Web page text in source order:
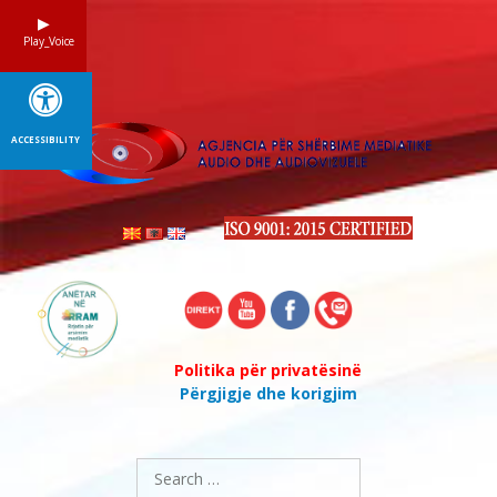
Politika për privatësinë
Përgjigje dhe korigjim
Search
for:
Play_Voice
ACCESSIBILITY